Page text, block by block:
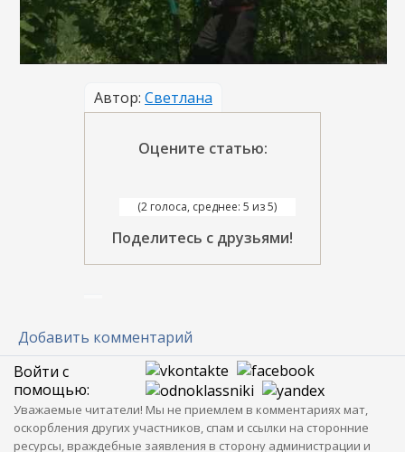
Автор: Светлана
Оцените статью:
(2 голоса, среднее: 5 из 5)
Поделитесь с друзьями!
Добавить комментарий
Войти с
помощью:
Уважаемые читатели! Мы не приемлем в комментариях мат,
оскорбления других участников, спам и ссылки на сторонние
ресурсы, враждебные заявления в сторону администрации и